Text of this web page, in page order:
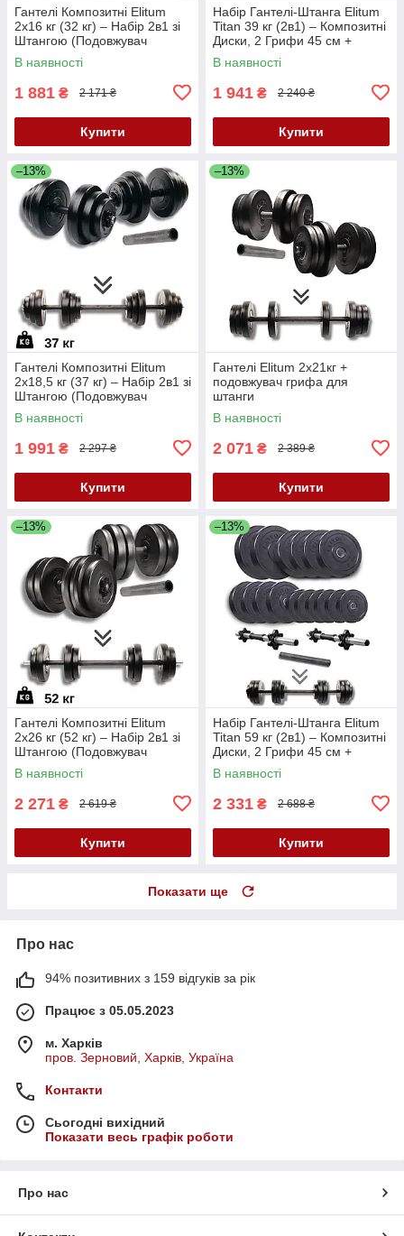
Гантелі Композитні Elitum
2х16 кг (32 кг) – Набір 2в1 зі
Штангою (Подовжувач
Грифа), ABS-Покриття,
Діаметр 30 мм
В наявності
1 881 ₴ 2 171 ₴
Купити
Набір Гантелі-Штанга Elitum
Titan 39 кг (2в1) – Композитні
Диски, 2 Грифи 45 см +
Перехідник, ABS-Покриття
В наявності
1 941 ₴ 2 240 ₴
Купити
–13%
Гантелі Композитні Elitum
2х18,5 кг (37 кг) – Набір 2в1 зі
Штангою (Подовжувач
Грифа), ABS-Покриття,
Діаметр 30 мм
В наявності
1 991 ₴ 2 297 ₴
Купити
–13%
Гантелі Elitum 2х21кг +
подовжувач грифа для
штанги
В наявності
2 071 ₴ 2 389 ₴
Купити
–13%
Гантелі Композитні Elitum
2х26 кг (52 кг) – Набір 2в1 зі
Штангою (Подовжувач
Грифа), Диски до 5 кг, ABS-
Покриття
В наявності
2 271 ₴ 2 619 ₴
Купити
–13%
Набір Гантелі-Штанга Elitum
Titan 59 кг (2в1) – Композитні
Диски, 2 Грифи 45 см +
Перехідник, ABS-Покриття
В наявності
2 331 ₴ 2 688 ₴
Купити
Показати ще
Про нас
94% позитивних з 159 відгуків за рік
Працює з 05.05.2023
м. Харків
пров. Зерновий, Харків, Україна
Контакти
Сьогодні вихідний
Показати весь графік роботи
Про нас